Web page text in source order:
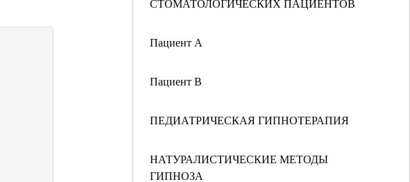
СТОМАТОЛОГИЧЕСКИХ ПАЦИЕНТОВ
Пациент А
Пациент В
ПЕДИАТРИЧЕСКАЯ ГИПНОТЕРАПИЯ
НАТУРАЛИСТИЧЕСКИЕ МЕТОДЫ
ГИПНОЗА